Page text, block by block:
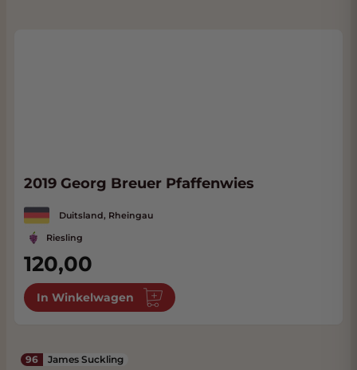
2019 Georg Breuer Pfaffenwies
Duitsland, Rheingau
Riesling
120,00
In Winkelwagen
96 James Suckling